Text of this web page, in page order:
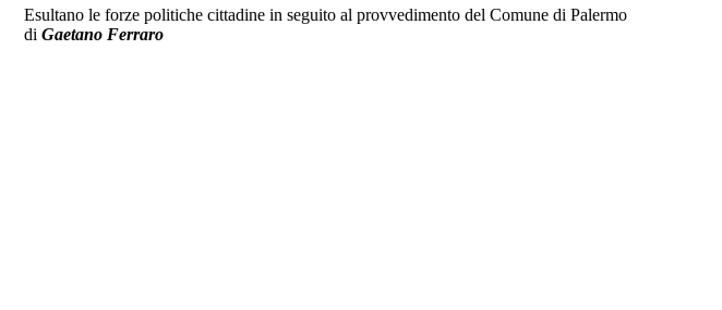
Esultano le forze politiche cittadine in seguito al provvedimento del Comune di Palermo
di Gaetano Ferraro